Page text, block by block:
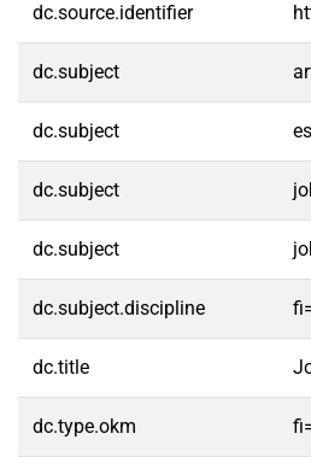
dc.source.identifier
dc.subject
dc.subject
dc.subject
dc.subject
dc.subject.discipline
dc.title
dc.type.okm